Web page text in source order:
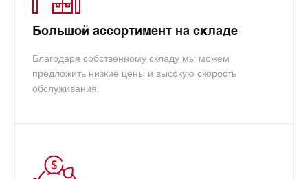
Большой ассортимент на складе
Благодаря собственному складу мы можем
предложить низкие цены и высокую скорость
обслуживания.